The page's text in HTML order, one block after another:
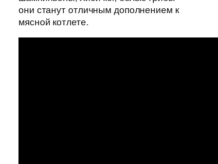
они станут отличным дополнением к
мясной котлете.